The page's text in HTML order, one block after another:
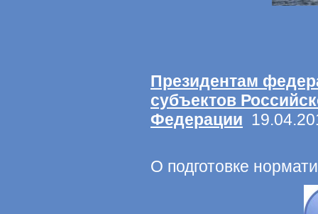
Президентам
субъектов
Федерации
О подготовке